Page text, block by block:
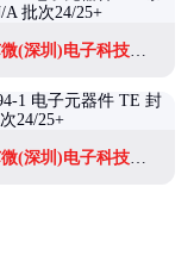
智联芯微(深圳)电子科技有限公司
智联芯微(深圳)电子科技有限公司